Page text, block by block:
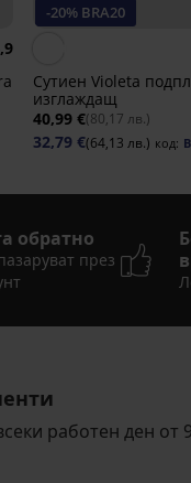
-20% BRA20
Сутиен Violeta
изглаждащ
40,99 €(80,17 лв.)
32,79 €(64,13 лв.) код:
обратно
през
работен ден от